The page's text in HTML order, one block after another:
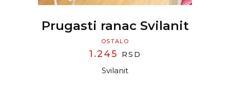
Prugasti ranac Svilanit
OSTALO
1.245 RSD
Svilanit